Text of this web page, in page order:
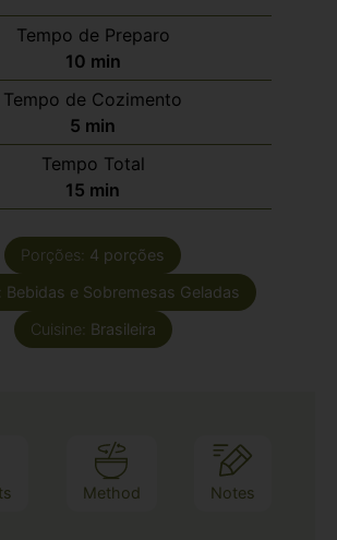
Tempo de Preparo
10 min
Tempo de Cozimento
5 min
Tempo Total
15 min
Porções: 4 porções
Bebidas e Sobremesas Geladas
Cuisine: Brasileira
Method Notes